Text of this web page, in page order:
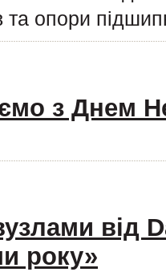
та опори
з Днем
від
року»